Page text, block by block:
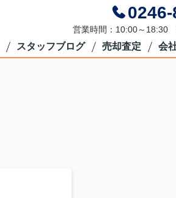
営業時間：10:00～18:30
スタッフブログ 売却査定 会